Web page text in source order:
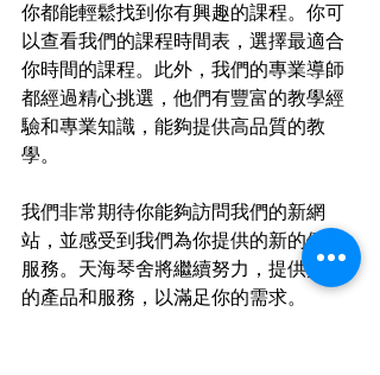
你都能輕鬆找到你有興趣的課程。你可
以查看我們的課程時間表，選擇最適合
你時間的課程。此外，我們的專業導師
都經過精心挑選，他們有豐富的教學經
驗和專業知識，能夠提供高品質的教
學。
我們非常期待你能夠訪問我們的新網
站，並感受到我們為你提供的新的便捷
服務。天海琴舍將繼續努力，提供更好
的產品和服務，以滿足你的需求。